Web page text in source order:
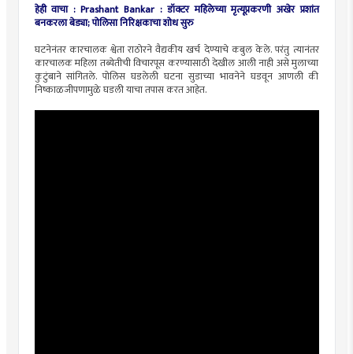
हेही वाचा : Prashant Bankar : डॉक्टर महिलेच्या मृत्यूप्रकरणी अखेर प्रशांत
बनकरला बेड्या; पोलिसा निरिक्षकाचा शोध सुरु
घटनेनंतर कारचालक श्वेता राठोरने वैद्यकीय खर्च देण्याचे कबुल केले. परंतु त्यानंतर
कारचालक महिला तब्येतीची विचारपूस करण्यासाठी देखील आली नाही असे मुलाच्या
कुटुंबाने सांगितले. पोलिस घडलेली घटना सुडाच्या भावनेने घडवून आणली की
निष्काळजीपणामुळे घडली याचा तपास करत आहेत.